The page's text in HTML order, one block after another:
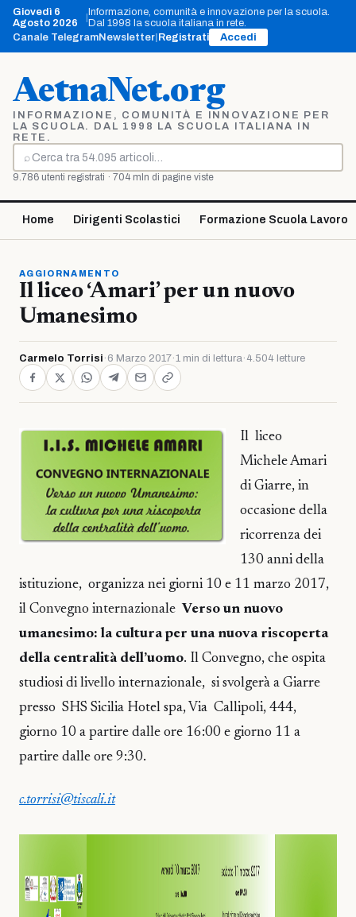
Vai
contenuto
Giovedì 6
Agosto 2026
Informazione, comunità e innovazione per la scuola.
Dal 1998 la scuola italiana in rete.
Canale TelegramNewsletter Registrati Accedi
AetnaNet.org
INFORMAZIONE, COMUNITÀ E INNOVAZIONE PER
LA SCUOLA. DAL 1998 LA SCUOLA ITALIANA IN
RETE.
⌕
Cerca
9.786 utenti registrati · 704 mln di pagine viste
Home Dirigenti Scolastici Formazione Scuola Lavoro
AGGIORNAMENTO
Il liceo ‘Amari’ per un nuovo
Umanesimo
Carmelo Torrisi · 6 Marzo 2017·1 min di lettura· 4.504 letture
Il liceo
Michele Amari
di Giarre, in
occasione della
ricorrenza dei
130 anni della
istituzione, organizza nei giorni 10 e 11 marzo 2017,
il Convegno internazionale Verso un nuovo
umanesimo: la cultura per una nuova riscoperta
della centralità dell’uomo. Il Convegno, che ospita
studiosi di livello internazionale, si svolgerà a Giarre
presso SHS Sicilia Hotel spa, Via Callipoli, 444,
giorno 10 a partire dalle ore 16:00 e giorno 11 a
partire dalle ore 9:30.
c.torrisi@tiscali.it